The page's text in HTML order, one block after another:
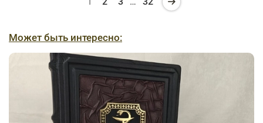
Может быть интересно: